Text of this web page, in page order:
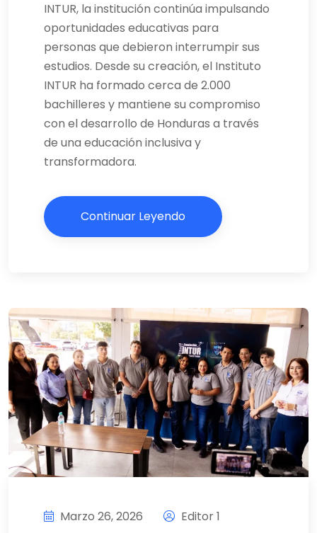
INTUR, la institución continúa impulsando
oportunidades educativas para
personas que debieron interrumpir sus
estudios. Desde su creación, el Instituto
INTUR ha formado cerca de 2.000
bachilleres y mantiene su compromiso
con el desarrollo de Honduras a través
de una educación inclusiva y
transformadora.
Continuar Leyendo
Marzo 26, 2026 Editor 1